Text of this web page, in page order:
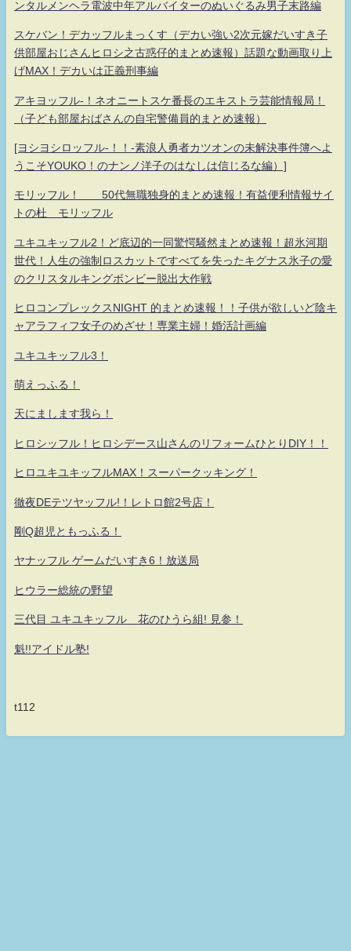
ンタルメンヘラ電波中年アルバイターのぬいぐるみ男子末路編
スケバン！デカッフルまっくす（デカい強い2次元嫁だいすき子
供部屋おじさんヒロシ之古惑仔的まとめ速報）話題な動画取り上
げMAX！デカいは正義刑事編
アキヨッフル-！ネオニートスケ番長のエキストラ芸能情報局！
（子ども部屋おばさんの自宅警備員的まとめ速報）
[ヨシヨシロッフル-！！-素浪人勇者カツオンの未解決事件簿へよ
うこそYOUKO！のナンノ洋子のはなしは信じるな編）]
モリッフル！ 50代無職独身的まとめ速報！有益便利情報サイ
トの杜 モリッフル
ユキユキッフル2！ど底辺的一同驚愕騒然まとめ速報！超氷河期
世代！人生の強制ロスカットですべてを失ったキグナス氷子の愛
のクリスタルキングボンビー脱出大作戦
ヒロコンプレックスNIGHT 的まとめ速報！！子供が欲しいど陰キ
ャアラフィフ女子のめざせ！専業主婦！婚活計画編
ユキユキッフル3！
萌えっふる！
天にまします我ら！
ヒロシッフル！ヒロシデース山さんのリフォームひとりDIY！！
ヒロユキユキッフルMAX！スーパークッキング！
徹夜DEテツヤッフル!！レトロ館2号店！
剛Q超児ともっふる！
ヤナッフル ゲームだいすき6！放送局
ヒウラー総統の野望
三代目 ユキユキッフル 花のひうら組! 見参！
魁!!アイドル塾!
t112